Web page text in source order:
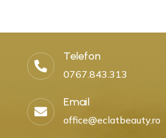

Telefon
0767.843.313

Email
office@eclatbeauty.ro